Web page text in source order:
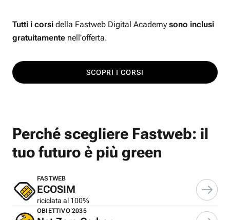
Tutti i corsi della Fastweb Digital Academy sono inclusi
gratuitamente nell'offerta.
SCOPRI I CORSI
Perché scegliere Fastweb: il
tuo futuro è più green
FASTWEB
ECOSIM
riciclata al 100%
OBIETTIVO 2035